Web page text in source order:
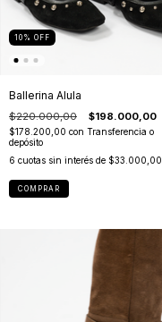
10 % OFF
Ballerina Alula
$220.000,00 $198.000,00
$178.200,00 con Transferencia o
depósito
6 cuotas sin interés de $33.000,00
COMPRAR